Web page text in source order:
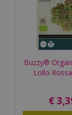
Buzzy®
Lollo
€ 3,